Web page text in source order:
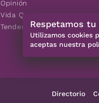
Opinión
Vida Q
Tendencias
Directorio
Respetamos tu
Utilizamos cookies
aceptas nuestra